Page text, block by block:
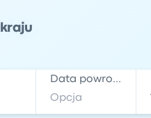
Data powrotu